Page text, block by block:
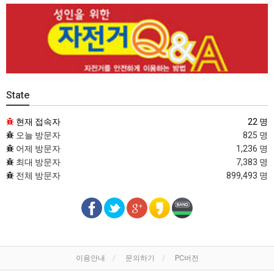
State
현재 접속자
22 명
오늘 방문자
825 명
어제 방문자
1,236 명
최대 방문자
7,383 명
전체 방문자
899,493 명
이용안내 문의하기 PC버전